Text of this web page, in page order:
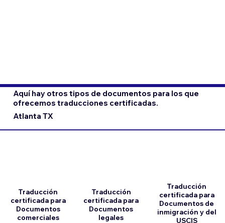
Aquí hay otros tipos de documentos para los que
ofrecemos traducciones certificadas.
Atlanta TX
Traducción
certificada para
Documentos
comerciales
Traducción
certificada para
Documentos
legales
Traducción
certificada para
Documentos de
inmigración y del
USCIS